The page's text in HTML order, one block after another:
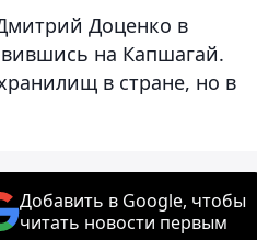
Доценко в
на Капшагай.
в стране, но в
Добавить в Google, чтобы
читать новости первым